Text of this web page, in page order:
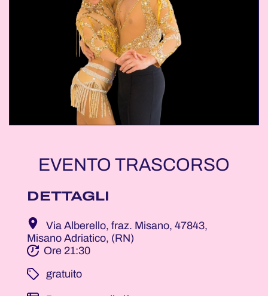
EVENTO TRASCORSO
DETTAGLI
Via Alberello, fraz. Misano, 47843,
Misano Adriatico, (RN)
Ore 21:30
­ gratuito